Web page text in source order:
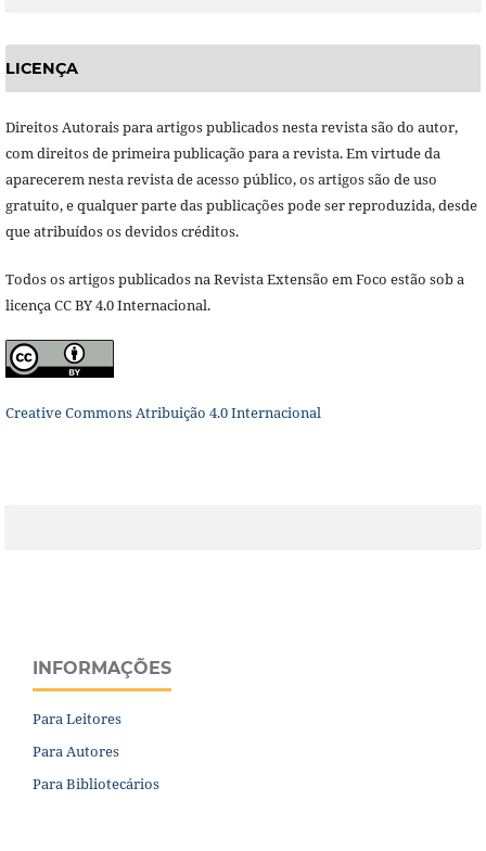
LICENÇA
Direitos Autorais para artigos publicados nesta revista são do autor,
com direitos de primeira publicação para a revista. Em virtude da
aparecerem nesta revista de acesso público, os artigos são de uso
gratuito, e qualquer parte das publicações pode ser reproduzida, desde
que atribuídos os devidos créditos.
Todos os artigos publicados na Revista Extensão em Foco estão sob a
licença CC BY 4.0 Internacional.
Creative Commons Atribuição 4.0 Internacional
INFORMAÇÕES
Para Leitores
Para Autores
Para Bibliotecários